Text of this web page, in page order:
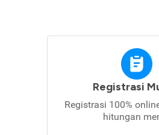
Registrasi
Registrasi 100%
hitungan